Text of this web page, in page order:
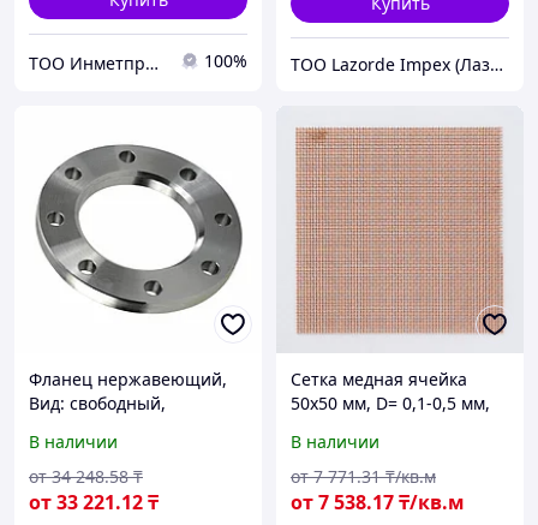
ТОО Инметпром 100% ТОО Lazorde Impex (Лазорде Импекс)
Фланец нержавеющий,
Вид: свободный,
В наличии
от33 221.12₸
от 34 248.58 ₸
Сетка медная ячейка
50х50 мм, D= 0,1-0,5 мм,
сетки: тканая; квадратная
В наличии
от7 538.17₸/кв.м
от 7 771.31 ₸/кв.м